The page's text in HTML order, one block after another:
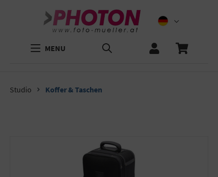
MENU
Studio Koffer & Taschen